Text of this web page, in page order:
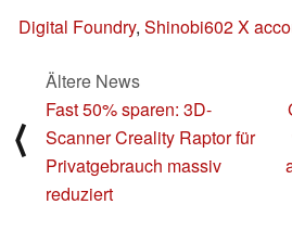
Digital Foundry, Shinobi602 X
⟨
Ältere News
Fast 50% sparen: 3D-
Scanner Creality Raptor für
Privatgebrauch massiv
reduziert